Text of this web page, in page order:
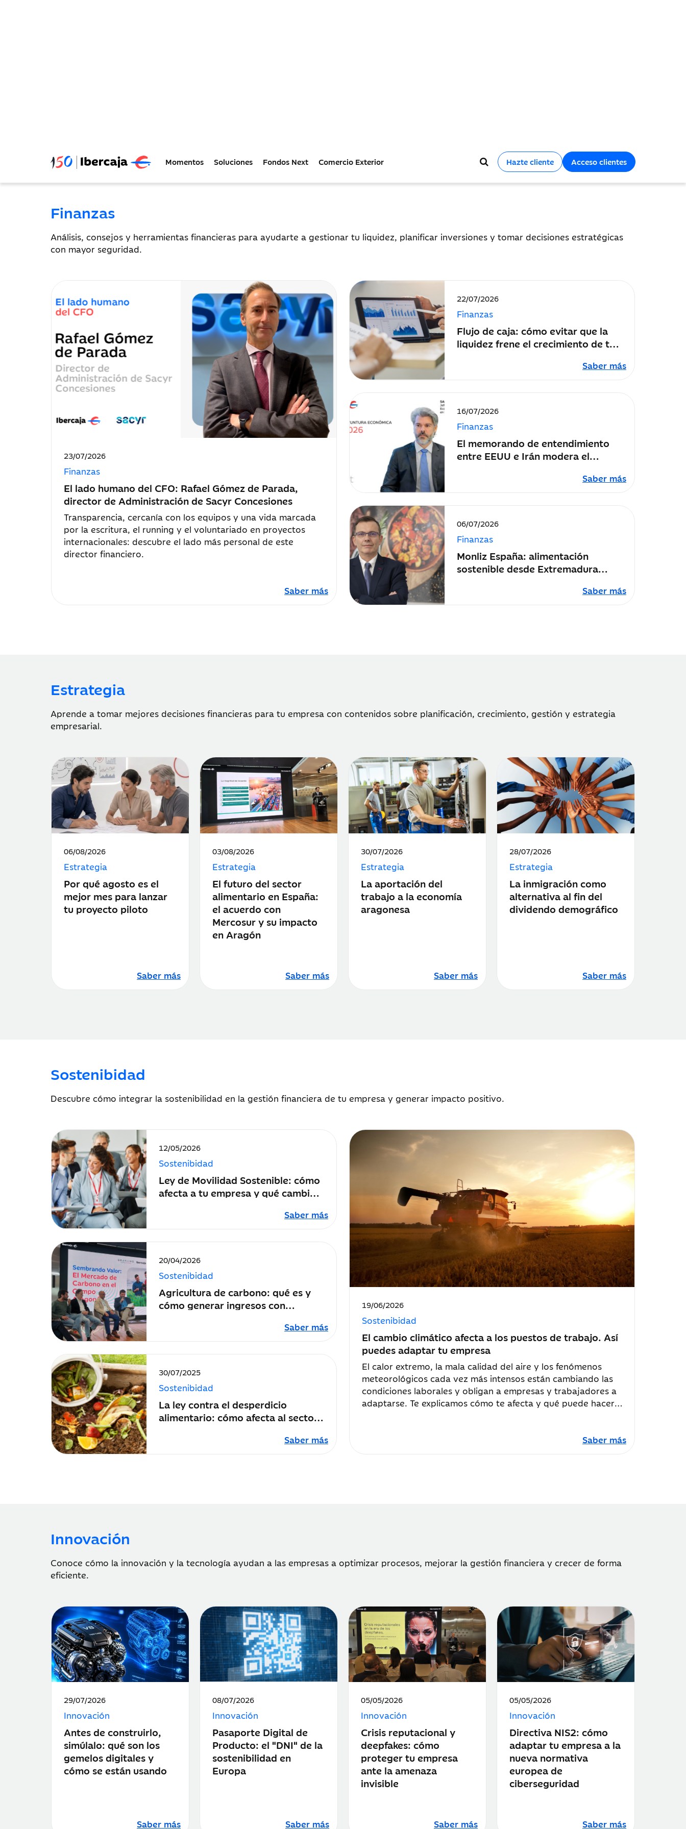
Todas Finanzas Estrategia Sostenibidad Innovación Cultura
Finanzas
Análisis, consejos y herramientas financieras para ayudarte a gestionar tu liquidez, planificar inversiones y tomar decisiones estratégicas
con mayor seguridad.
Fecha
de
publicación:
23/07/2026
Finanzas
El lado humano del CFO: Rafael Gómez de Parada,
director de Administración de Sacyr Concesiones
Transparencia, cercanía con los equipos y una vida marcada
por la escritura, el running y el voluntariado en proyectos
internacionales: descubre el lado más personal de este
director financiero.
Saber más
Fecha
de
publicación:
22/07/2026
Finanzas
Flujo de caja: cómo evitar que la
liquidez frene el crecimiento de tu
Saber más
Fecha
de
publicación:
16/07/2026
Finanzas
El memorando de entendimiento
entre EEUU e Irán modera el
Saber más
Fecha
de
publicación:
06/07/2026
Finanzas
Monliz España: alimentación
sostenible desde Extremadura
Saber más
Estrategia
Aprende a tomar mejores decisiones financieras para tu empresa con contenidos sobre planificación, crecimiento, gestión y estrategia
empresarial.
Fecha
publicación:
06/08/2026
Estrategia
Por qué agosto es el
mejor mes para lanzar
tu proyecto piloto
Saber más
Fecha
publicación:
03/08/2026
Estrategia
El futuro del sector
alimentario en España:
el acuerdo con
Mercosur y su impacto
en Aragón
Saber más
Fecha
publicación:
30/07/2026
Estrategia
La aportación del
trabajo a la economía
aragonesa
Saber más
Fecha
publicación:
28/07/2026
Estrategia
La inmigración como
alternativa al fin del
dividendo demográfico
Saber más
Sostenibidad
Descubre cómo integrar la sostenibilidad en la gestión financiera de tu empresa y generar impacto positivo.
Fecha
publicación:
19/06/2026
Sostenibidad
El cambio climático afecta a los puestos de trabajo. Así
puedes adaptar tu empresa
El calor extremo, la mala calidad del aire y los fenómenos
meteorológicos cada vez más intensos están cambiando las
condiciones laborales y obligan a empresas y trabajadores a
adaptarse. Te explicamos cómo te afecta y qué puede hacer
Saber más
Fecha
publicación:
12/05/2026
Sostenibidad
Ley de Movilidad Sostenible: cómo
afecta a tu empresa y qué cambios
Saber más
Fecha
publicación:
20/04/2026
Sostenibidad
Agricultura de carbono: qué es y
cómo generar ingresos con
Saber más
Fecha
de
publicación:
30/07/2025
Sostenibidad
La ley contra el desperdicio
alimentario: cómo afecta al sector
Saber más
Innovación
Conoce cómo la innovación y la tecnología ayudan a las empresas a optimizar procesos, mejorar la gestión financiera y crecer de forma
eficiente.
Fecha
de
publicación:
29/07/2026
Innovación
Antes de construirlo,
simúlalo: qué son los
gemelos digitales y
cómo se están usando
Saber más
Fecha
de
publicación:
08/07/2026
Innovación
Pasaporte Digital de
Producto: el "DNI" de la
sostenibilidad en
Europa
Saber más
Fecha
de
publicación:
05/05/2026
Innovación
Crisis reputacional y
deepfakes: cómo
proteger tu empresa
ante la amenaza
invisible
Saber más
Fecha
de
publicación:
05/05/2026
Innovación
Directiva NIS2: cómo
adaptar tu empresa a la
nueva normativa
europea de
ciberseguridad
Saber más